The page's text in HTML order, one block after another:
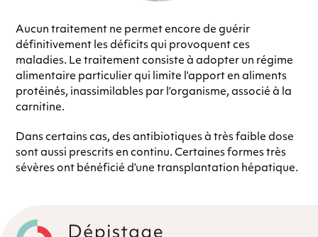
Aucun traitement ne permet encore de guérir
définitivement les déficits qui provoquent ces
maladies. Le traitement consiste à adopter un régime
alimentaire particulier qui limite l’apport en aliments
protéinés, inassimilables par l’organisme, associé à la
carnitine.
Dans certains cas, des antibiotiques à très faible dose
sont aussi prescrits en continu. Certaines formes très
sévères ont bénéficié d’une transplantation hépatique.